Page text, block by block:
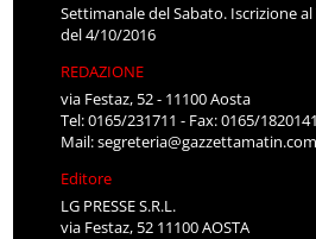
Settimanale del Sabato. Iscrizione
del 4/10/2016
REDAZIONE
via Festaz, 52 - 11100 Aosta
Tel: 0165/231711 - Fax: 0165/1820141
Mail:segreteria@gazzettamatin.com
Editore
LG PRESSE S.R.L.
via Festaz, 52 11100 AOSTA